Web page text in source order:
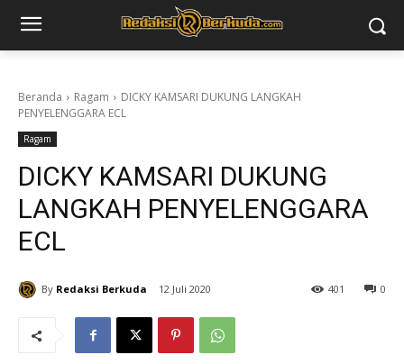
Beranda Ragam
DICKY KAMSARI DUKUNG LANGKAH
PENYELENGGARA ECL
Ragam
DICKY KAMSARI DUKUNG
LANGKAH PENYELENGGARA
ECL
By Redaksi Berkuda 12 Juli 2020 0
401